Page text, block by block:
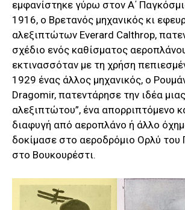
εμφανίστηκε γύρω στον Α΄
1916, ο Βρετανός μηχανικός κι
αλεξιπτώτων Everard Calthrop,
σχέδιο ενός καθίσματος
εκτινασσόταν με τη χρήση
1929 ένας άλλος μηχανικός, ο
Dragomir, πατεντάρησε την ιδέα
αλεξιπτώτου”, ένα απορριπτόμενο
διαφυγή από αεροπλάνο ή άλλο
δοκίμασε στο αεροδρόμιο Ορλύ του
στο Βουκουρέστι.